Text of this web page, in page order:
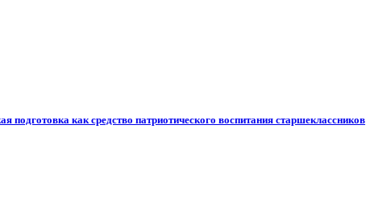
подготовка как средство патриотического воспитания старшеклассников